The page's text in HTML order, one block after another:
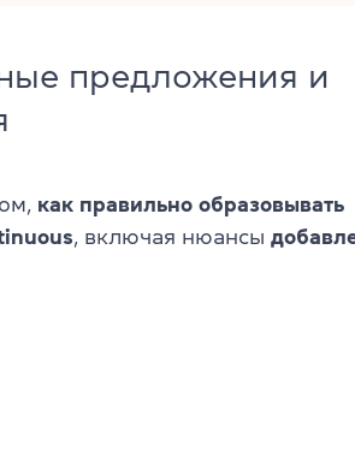
предложения и
как правильно образовывать
, включая нюансы